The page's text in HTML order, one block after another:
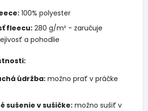
100% polyester
fleecu: 280 g/m² - zaručuje
a pohodlie
údržba: možno prať v práčke
sušenie v sušičke: možno sušiť v